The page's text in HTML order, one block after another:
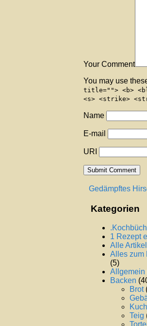
Your Comment
You may use
title=""> <b>
<s> <strike>
Name
E-mail
URI
Gedämpftes
Kategorien
1 Rezept
Alle Artikel
Alles zum
(5)
Allgemein
Backen
Brot
Teig